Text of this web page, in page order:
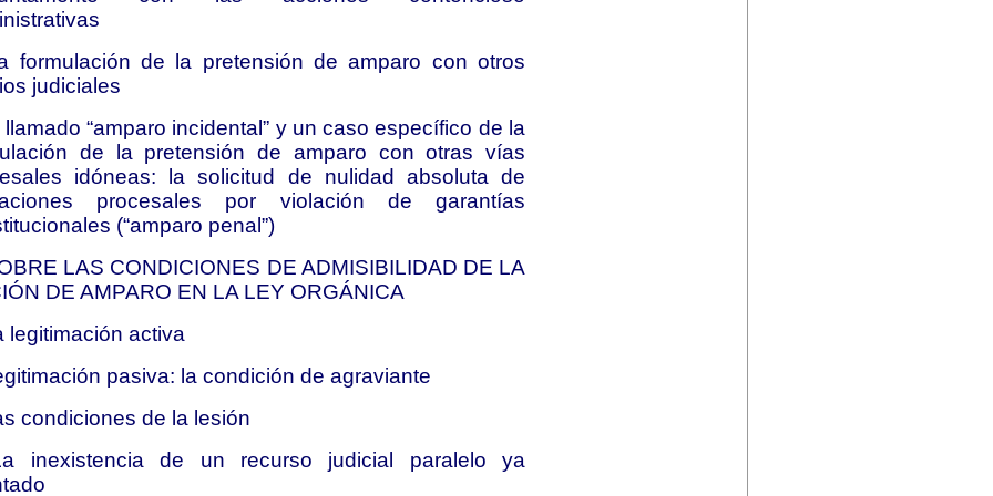
formulación de la pretensión de amparo con otros
judiciales
llamado “amparo incidental” y un caso específico de la
de la pretensión de amparo con otras vías
idóneas: la solicitud de nulidad absoluta de
procesales por violación de garantías
(“amparo penal”)
LAS CONDICIONES DE ADMISIBILIDAD DE LA
DE AMPARO EN LA LEY ORGÁNICA
legitimación activa
pasiva: la condición de agraviante
condiciones de la lesión
inexistencia de un recurso judicial paralelo ya